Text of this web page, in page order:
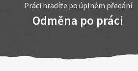
Práci hradíte po úplném předání
Odměna po práci